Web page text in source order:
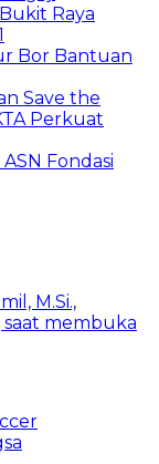
Raya
Bor Bantuan
Save the
Perkuat
Fondasi